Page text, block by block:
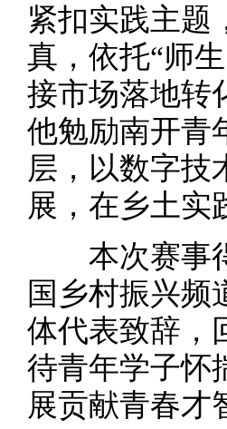
紧扣实践主题
真，依托“师
接市场落地转
他勉励南开青
层，以数字技
展，在乡土实
本次赛事得
国乡村振兴频
体代表致辞，
待青年学子怀
展贡献青春才